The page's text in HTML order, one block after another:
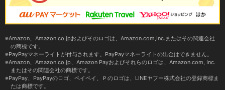
Amazon、Amazon.co.jpおよびそのロゴは、Amazon.com,Inc.またはその関連会社
の商標です。
PayPayマネーライトが付与されます。PayPayマネーライトの出金はできません。
Amazon、Amazon.co.jp、Amazon Payおよびそれらのロゴは、Amazon.com, Inc.
またはその関連会社の商標です。
PayPay、PayPayのロゴ、ペイペイ、Ｐのロゴは、LINEヤフー株式会社の登録商標ま
たは商標です。